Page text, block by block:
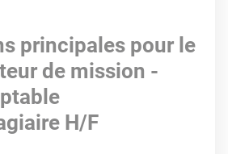
principales pour le
de mission -
H/F